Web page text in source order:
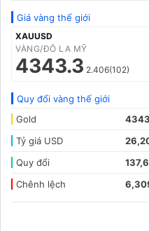
Giá vàng thế giới
XAUUSD
VÀNG/ĐÔ LA MỸ
4343.3 2.406(102)
Quy đổi vàng thế giới
Gold
Tỷ giá USD
Quy đổi
Chênh lệch